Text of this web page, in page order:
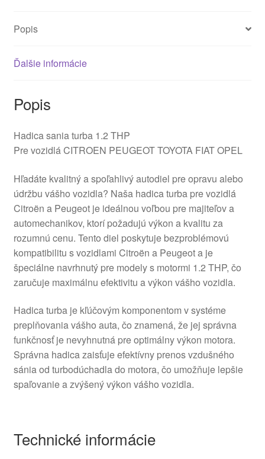
Popis
Ďalšie informácie
Popis
Hadica sania turba 1.2 THP
Pre vozidlá CITROEN PEUGEOT TOYOTA FIAT OPEL
Hľadáte kvalitný a spoľahlivý autodiel pre opravu alebo
údržbu vášho vozidla? Naša hadica turba pre vozidlá
Citroën a Peugeot je ideálnou voľbou pre majiteľov a
automechanikov, ktorí požadujú výkon a kvalitu za
rozumnú cenu. Tento diel poskytuje bezproblémovú
kompatibilitu s vozidlami Citroën a Peugeot a je
špeciálne navrhnutý pre modely s motormi 1.2 THP, čo
zaručuje maximálnu efektivitu a výkon vášho vozidla.
Hadica turba je kľúčovým komponentom v systéme
preplňovania vášho auta, čo znamená, že jej správna
funkčnosť je nevyhnutná pre optimálny výkon motora.
Správna hadica zaisťuje efektívny prenos vzdušného
sánia od turbodúchadla do motora, čo umožňuje lepšie
spaľovanie a zvýšený výkon vášho vozidla.
Technické informácie